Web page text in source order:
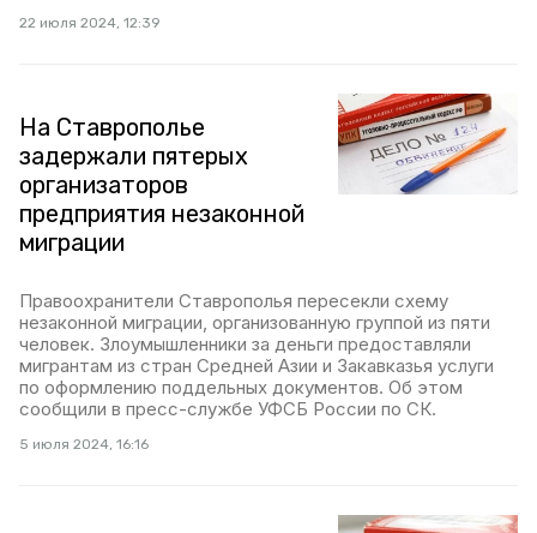
22 июля 2024, 12:39
На Ставрополье
задержали пятерых
организаторов
предприятия незаконной
миграции
Правоохранители Ставрополья пересекли схему
незаконной миграции, организованную группой из пяти
человек. Злоумышленники за деньги предоставляли
мигрантам из стран Средней Азии и Закавказья услуги
по оформлению поддельных документов. Об этом
сообщили в пресс-службе УФСБ России по СК.
5 июля 2024, 16:16